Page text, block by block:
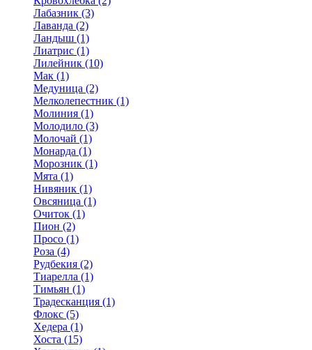
Лабазник (3)
Лаванда (2)
Ландыш (1)
Лиатрис (1)
Лилейник (10)
Мак (1)
Медуница (2)
Мелколепестник (1)
Молиния (1)
Молодило (3)
Молочай (1)
Монарда (1)
Морозник (1)
Мята (1)
Нивяник (1)
Овсяница (1)
Очиток (1)
Пион (2)
Просо (1)
Роза (4)
Рудбекия (2)
Тиарелла (1)
Тимьян (1)
Традесканция (1)
Флокс (5)
Хедера (1)
Хоста (15)